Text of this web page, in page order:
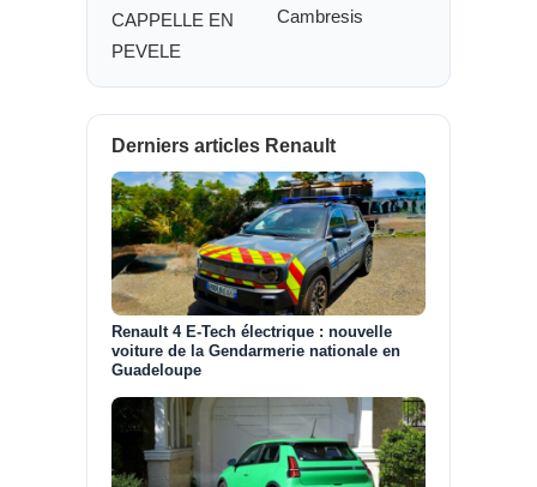
CAPPELLE EN
PEVELE
Cambresis
Derniers articles Renault
Renault 4 E-Tech électrique : nouvelle
voiture de la Gendarmerie nationale en
Guadeloupe